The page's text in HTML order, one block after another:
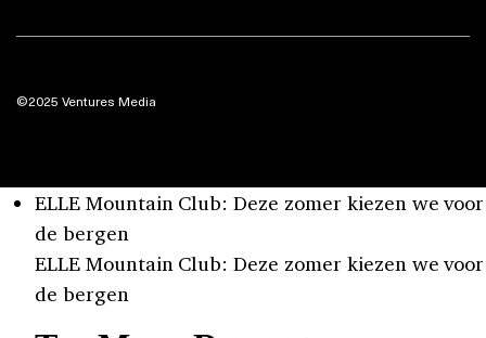
©2025 Ventures Media
ELLE Mountain Club: Deze zomer kiezen we voor
de bergen
ELLE Mountain Club: Deze zomer kiezen we voor
de bergen